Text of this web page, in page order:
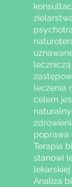
leczenia
celem
poprawa
Terapia
stanowi
Analiza